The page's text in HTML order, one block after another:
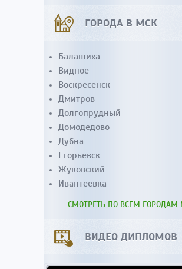
ГОРОДА В МСК
Балашиха
Видное
Воскресенск
Дмитров
Долгопрудный
Домодедово
Дубна
Егорьевск
Жуковский
Ивантеевка
СМОТРЕТЬ ПО ВСЕМ ГОРОДАМ
ВИДЕО ДИПЛОМОВ